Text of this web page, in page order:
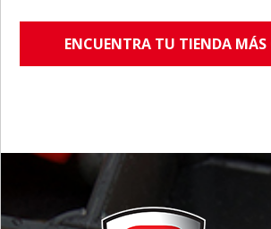
ENCUENTRA TU TIENDA MÁS